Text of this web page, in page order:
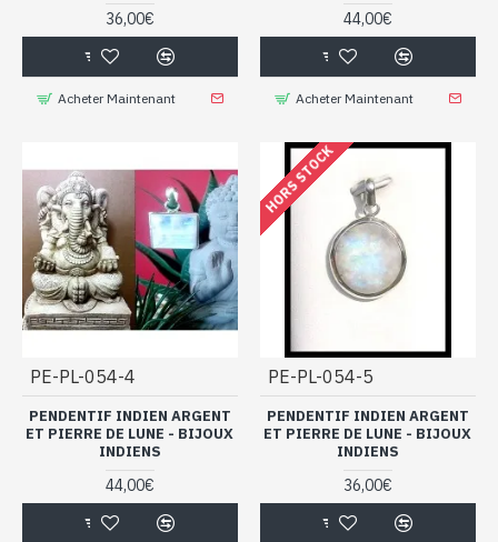
36,00€
Acheter Maintenant
44,00€
Acheter Maintenant
PE-PL-054-4
PENDENTIF INDIEN ARGENT
ET PIERRE DE LUNE - BIJOUX
INDIENS
44,00€
HORS STOCK
PE-PL-054-5
PENDENTIF INDIEN ARGENT
ET PIERRE DE LUNE - BIJOUX
INDIENS
36,00€